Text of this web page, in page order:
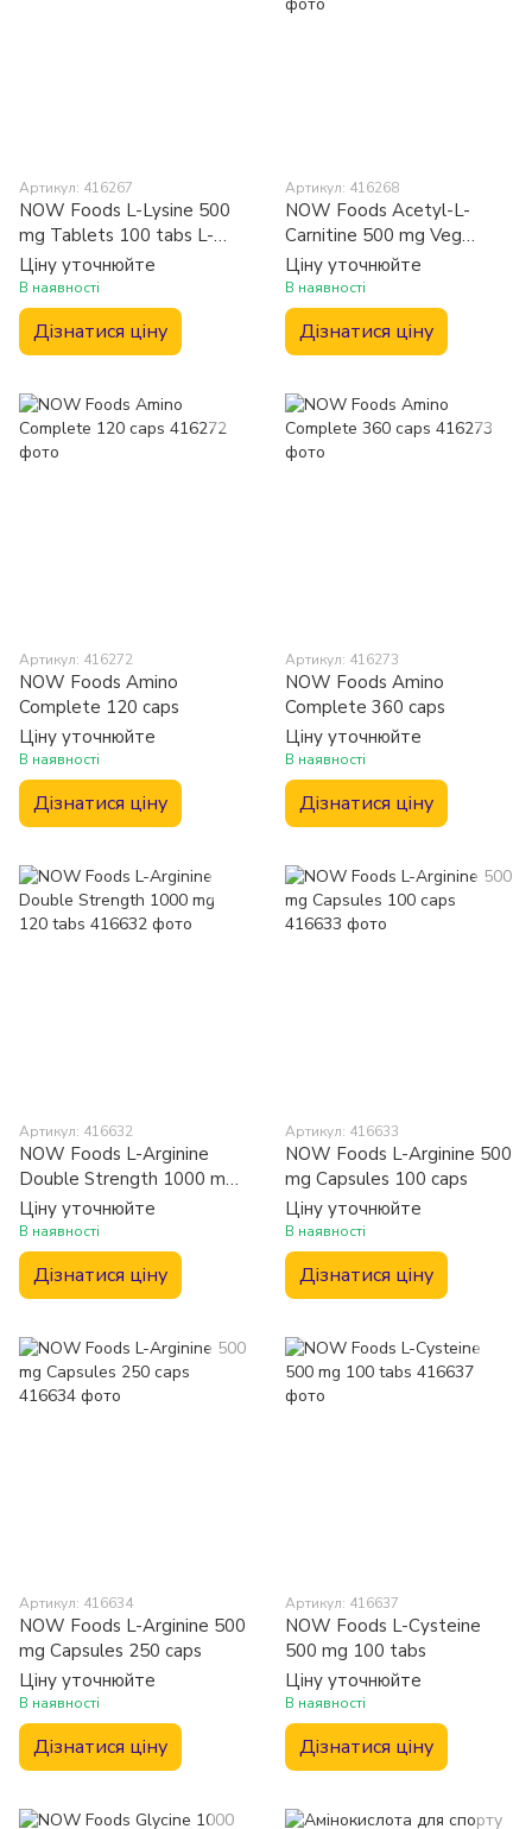
Артикул: 416267
NOW Foods L-Lysine 500
mg Tablets 100 tabs L-
Лізин
Ціну уточнюйте
В наявності
Дізнатися ціну
Артикул: 416268
NOW Foods Acetyl-L-
Carnitine 500 mg Veg
Capsules 50 caps
Ціну уточнюйте
В наявності
Дізнатися ціну
Артикул: 416272
NOW Foods Amino
Complete 120 caps
Ціну уточнюйте
В наявності
Дізнатися ціну
Артикул: 416273
NOW Foods Amino
Complete 360 caps
Ціну уточнюйте
В наявності
Дізнатися ціну
Артикул: 416632
NOW Foods L-Arginine
Double Strength 1000 mg
120 tabs
Ціну уточнюйте
В наявності
Дізнатися ціну
Артикул: 416633
NOW Foods L-Arginine 500
mg Capsules 100 caps
Ціну уточнюйте
В наявності
Дізнатися ціну
Артикул: 416634
NOW Foods L-Arginine 500
mg Capsules 250 caps
Ціну уточнюйте
В наявності
Дізнатися ціну
Артикул: 416637
NOW Foods L-Cysteine
500 mg 100 tabs
Ціну уточнюйте
В наявності
Дізнатися ціну